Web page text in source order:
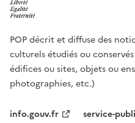
POP décrit et diffuse des
culturels étudiés ou
édifices ou sites, objets ou
photographies, etc.)
info.gouv.fr service-